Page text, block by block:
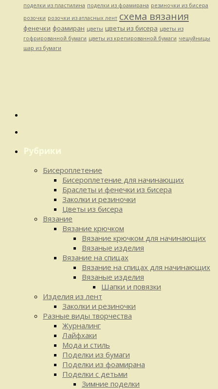
поделки из пластилина поделки из фоамирана резиночки из бисера
розочки розочки из атласных лент схема вязания
фенечки фоамиран цветы цветы из бисера цветы из
гофрированной бумаги цветы из крепированной бумаги чешуйницы
шар из бумаги
Рубрики
Бисероплетение
Бисероплетение для начинающих
Браслеты и фенечки из бисера
Заколки и резиночки
Цветы из бисера
Вязание
Вязание крючком
Вязание крючком для начинающих
Вязаные изделия
Вязание на спицах
Вязание на спицах для начинающих
Вязаные изделия
Шапки и повязки
Изделия из лент
Заколки и резиночки
Разные виды творчества
Журналинг
Лайфхаки
Мода и стиль
Поделки из бумаги
Поделки из фоамирана
Поделки с детьми
Зимние поделки